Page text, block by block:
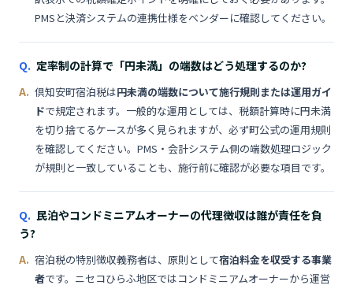
PMSと決済システムの連携仕様をベンダーに確認してください。
定率制の計算で「円未満」の端数はどう処理するのか?
倶知安町宿泊税は円未満の端数について施行規則または運用ガイ
ドで規定されます。一般的な運用としては、税額計算時に円未満
を切り捨てるケースが多く見られますが、必ず町公式の運用規則
を確認してください。PMS・会計システム側の端数処理ロジック
が規則と一致していることも、施行前に確認が必要な項目です。
民泊やコンドミニアムオーナーの代理徴収は誰が責任を負
う?
宿泊税の特別徴収義務者は、原則として宿泊料金を収受する事業
者です。ニセコひらふ地区ではコンドミニアムオーナーから運営